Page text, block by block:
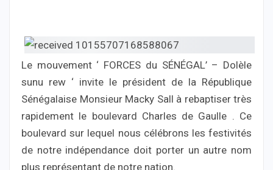
Le mouvement ‘ FORCES du SÉNÉGAL’ – Dolèle
sunu rew ‘ invite le président de la République
Sénégalaise Monsieur Macky Sall à rebaptiser très
rapidement le boulevard Charles de Gaulle . Ce
boulevard sur lequel nous célébrons les festivités
de notre indépendance doit porter un autre nom
plus représentant de notre nation.